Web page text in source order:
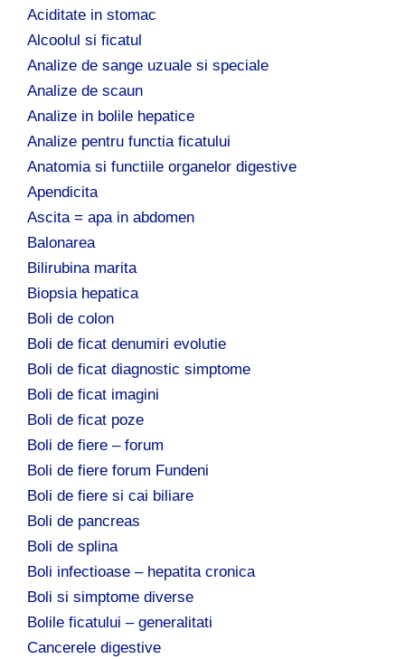
Aciditate in stomac
Alcoolul si ficatul
Analize de sange uzuale si speciale
Analize de scaun
Analize in bolile hepatice
Analize pentru functia ficatului
Anatomia si functiile organelor digestive
Apendicita
Ascita = apa in abdomen
Balonarea
Bilirubina marita
Biopsia hepatica
Boli de colon
Boli de ficat denumiri evolutie
Boli de ficat diagnostic simptome
Boli de ficat imagini
Boli de ficat poze
Boli de fiere – forum
Boli de fiere forum Fundeni
Boli de fiere si cai biliare
Boli de pancreas
Boli de splina
Boli infectioase – hepatita cronica
Boli si simptome diverse
Bolile ficatului – generalitati
Cancerele digestive